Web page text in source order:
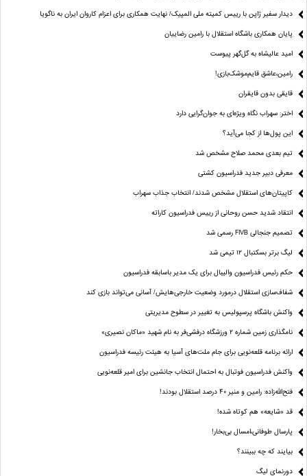
دیدار سفیر ژاپن با رییس کمیته ملی المپیک/ نهایت همکاری برای اعزام کاروان ایران به ناگویا
پایان همکاری باشگاه استقلال با رامین رضاییان
امید عالیشاه به گل‌گهر پیوست
رامین،عاشق قایم‌موشک‌بازی!
قایقی بدون قایقران
اختر: سهراب نگاه ویژه‌ای به جوان‌گرایی دارد
این پول‌ها از کجا می‌آید؟
تیم بعدی محمد صلاح مشخص شد
معرفی دبیر جدید فدراسیون کشتی
کاپیتان‌های استقلال مشخص شدند/ انتخاب جذاب سهراب
انتقاد شدید حسن روحانی از رییس فدراسیون کاراته
تصمیم جنجالی FIVB رسمی شد
لیگ برتر بسکتبال ۱۲ تیمی شد
حکم رئیس فدراسیون والیبال برای یک مدیر باسابقه فدراسیون
شفاف‌سازی استقلال درمورد وضعیت خارجی‌هایش/ آسانی می‌تواند بازی کند
واکنش باشگاه پرسپولیس به تغییر در سطوح مدیریتی
نامگذاری زمین شماره ۲ ورزشگاه درفشی‌فر به نام شهید «ماکان نصیری»
ارائه برنامه‌ قلعه‌نویی برای جام ملت‌های آسیا به هیئت رئیسه فدراسیون
واکنش فدراسیون فوتبال به احتمال انتخاب جانشین برای امیر قلعه‌نویی
فتح‌الله‌زاده: رامین و منیر 40 درصد استقلال بودند!
قد «شایعه» هم کوتاه شده!
پارسال طوفانی،امسال بی‌بخار!
بیایند که چه ببینند؟
دورنمای لیگ